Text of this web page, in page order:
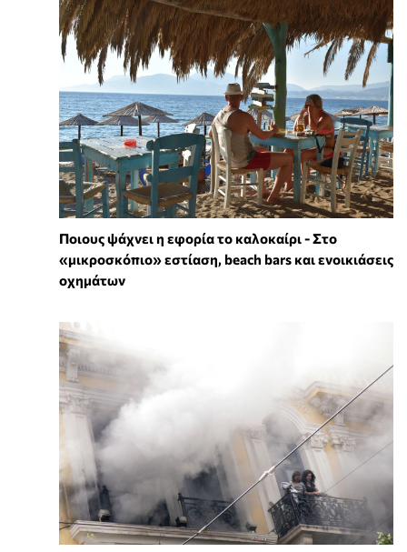
Ποιους ψάχνει η εφορία το καλοκαίρι - Στο
«μικροσκόπιο» εστίαση, beach bars και ενοικιάσεις
οχημάτων